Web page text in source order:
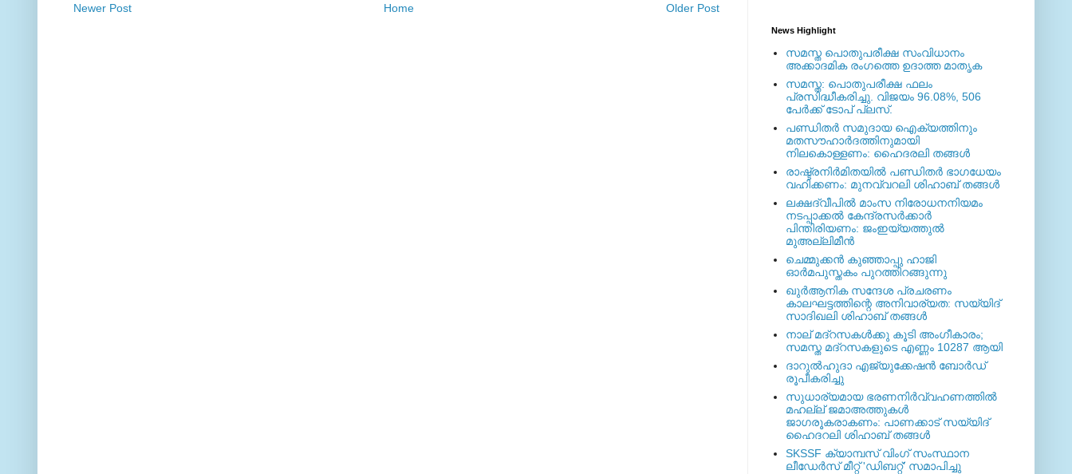
Newer Post Older Post
Home
News Highlight
സമസ്ത പൊതുപരീക്ഷ സംവിധാനം
അക്കാദമിക രംഗത്തെ ഉദാത്ത മാതൃക
സമസ്ത: പൊതുപരീക്ഷ ഫലം
പ്രസിദ്ധീകരിച്ചു. വിജയം 96.08%, 506
പേര്‍ക്ക് ടോപ് പ്ലസ്.
പണ്ഡിതര്‍ സമുദായ ഐക്യത്തിനും
മതസൗഹാര്‍ദത്തിനുമായി
നിലകൊള്ളണം: ഹൈദരലി തങ്ങള്‍
രാഷ്ട്രനിര്‍മിതയില്‍ പണ്ഡിതര്‍ ഭാഗധേയം
വഹിക്കണം: മുനവ്വറലി ശിഹാബ് തങ്ങള്‍
ലക്ഷദ്വീപില്‍ മാംസ നിരോധനനിയമം
നടപ്പാക്കല്‍ കേന്ദ്രസര്‍ക്കാര്‍
പിന്തിരിയണം: ജംഇയ്യത്തുല്‍
മുഅല്ലിമീന്‍
ചെമ്മുക്കന്‍ കുഞ്ഞാപ്പു ഹാജി
ഓര്‍മപുസ്തകം പുറത്തിറങ്ങുന്നു
ഖുര്‍ആനിക സന്ദേശ പ്രചരണം
കാലഘട്ടത്തിന്റെ അനിവാര്യത: സയ്യിദ്
സാദിഖലി ശിഹാബ് തങ്ങള്‍
നാല് മദ്‌റസകള്‍ക്കു കൂടി അംഗീകാരം;
സമസ്ത മദ്‌റസകളുടെ എണ്ണം 10287 ആയി
ദാറുല്‍ഹുദാ എജ്യുക്കേഷന്‍ ബോര്‍ഡ്
രൂപീകരിച്ചു
സുധാര്യമായ ഭരണനിര്‍വ്വഹണത്തില്‍
മഹല്ല് ജമാഅത്തുകള്‍
ജാഗരൂകരാകണം: പാണക്കാട് സയ്യിദ്
ഹൈദറലി ശിഹാബ് തങ്ങള്‍
SKSSF ക്യാമ്പസ് വിംഗ് സംസ്ഥാന
ലീഡേർസ് മീറ്റ് 'ഡിബറ്റ്' സമാപിച്ചു